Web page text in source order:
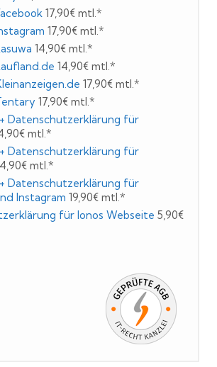
17,90€ mtl.*
17,90€ mtl.*
14,90€ mtl.*
14,90€ mtl.*
17,90€ mtl.*
17,90€ mtl.*
Datenschutzerklärung für
mtl.*
Datenschutzerklärung für
mtl.*
Datenschutzerklärung für
Instagram 19,90€ mtl.*
für Ionos Webseite 5,90€